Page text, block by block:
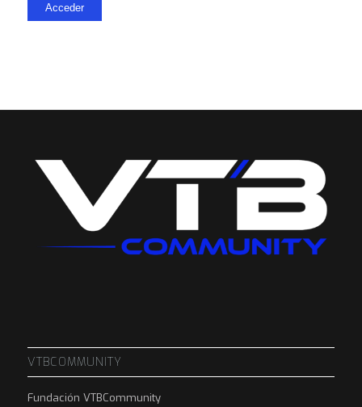
Acceder
VTBCOMMUNITY
Fundación VTBCommunity